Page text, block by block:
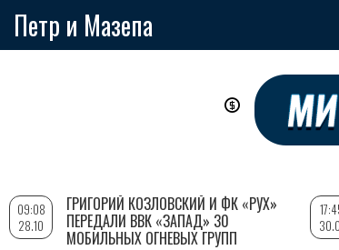
Петр и Мазепа
09:08
28.10
ГРИГОРИЙ КОЗЛОВСКИЙ И ФК «РУХ»
ПЕРЕДАЛИ ВВК «ЗАПАД» 30
МОБИЛЬНЫХ ОГНЕВЫХ ГРУПП